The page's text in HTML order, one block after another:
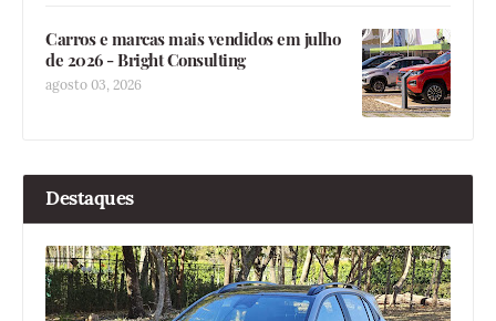
Carros e marcas mais vendidos em julho
de 2026 - Bright Consulting
agosto 03, 2026
Destaques